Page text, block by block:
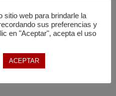
sitio web para brindarle la
sus preferencias y
en "Aceptar", acepta el uso
ACEPTAR